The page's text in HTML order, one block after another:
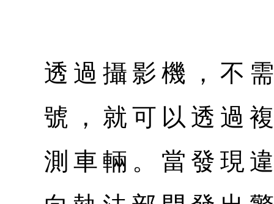
透過攝影機，不
號，就可以透過
測車輛。當發現